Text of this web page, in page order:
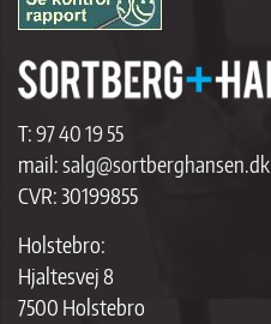
T:97 40 19 55
mail:salg@sortberghansen.dk
CVR: 30199855
Holstebro:
Hjaltesvej 8
7500 Holstebro